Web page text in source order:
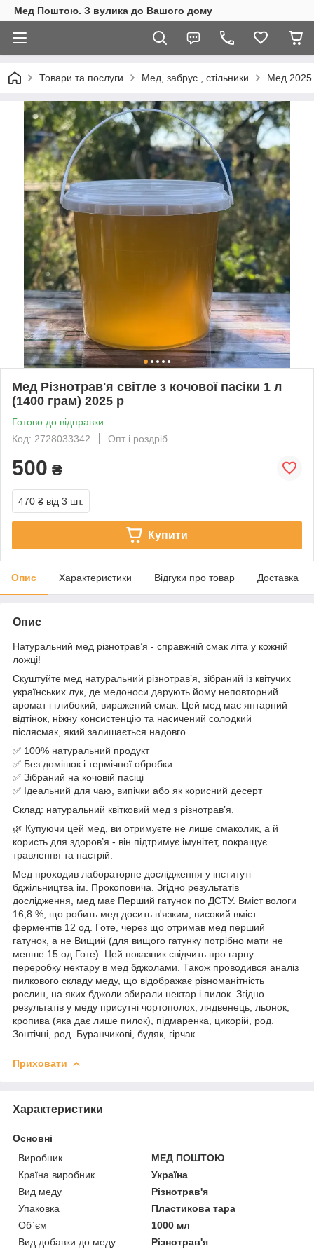
Мед Поштою. З вулика до Вашого дому
Товари та послуги Мед, забрус , стільники Мед 2025
Мед Різнотрав'я світле з кочової пасіки 1 л
(1400 грам) 2025 р
Готово до відправки
Код: 2728033342
Опт і роздріб
500 ₴
470 ₴ від 3 шт.
Купити
Опис Характеристики Відгуки про товар Доставка
Опис
Натуральний мед різнотрав’я - справжній смак літа у кожній
ложці!
Скуштуйте мед натуральний різнотрав’я, зібраний із квітучих
українських лук, де медоноси дарують йому неповторний
аромат і глибокий, виражений смак. Цей мед має янтарний
відтінок, ніжну консистенцію та насичений солодкий
післясмак, який залишається надовго.
✅ 100% натуральний продукт
✅ Без домішок і термічної обробки
✅ Зібраний на кочовій пасіці
✅ Ідеальний для чаю, випічки або як корисний десерт
Склад: натуральний квітковий мед з різнотрав’я.
🌿 Купуючи цей мед, ви отримуєте не лише смаколик, а й
користь для здоров’я - він підтримує імунітет, покращує
травлення та настрій.
Мед проходив лабораторне дослідження у інституті
бджільництва ім. Прокоповича. Згідно результатів
дослідження, мед має Перший гатунок по ДСТУ. Вміст вологи
16,8 %, що робить мед досить в'язким, високий вміст
ферментів 12 од. Готе, через що отримав мед перший
гатунок, а не Вищий (для вищого гатунку потрібно мати не
менше 15 од Готе). Цей показник свідчить про гарну
переробку нектару в мед бджолами. Також проводився аналіз
пилкового складу меду, що відображає різноманітність
рослин, на яких бджоли збирали нектар і пилок. Згідно
результатів у меду присутні чортополох, лядвенець, льонок,
кропива (яка дає лише пилок), підмаренка, цикорій, род.
Зонтічні, род. Буранчикові, будяк, гірчак.
Приховати
Характеристики
Основні
Виробник
МЕД ПОШТОЮ
Країна виробник
Україна
Вид меду
Різнотрав'я
Упаковка
Пластикова тара
Об`єм
1000 мл
Вид добавки до меду
Різнотрав'я